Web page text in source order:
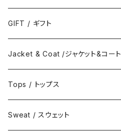
GIFT / ギフト
Jacket & Coat /ジャケット&コート
Jacket / ジャケット
Coat / コート
Tops / トップス
Shirts / シャツ
Sweat / スウェット